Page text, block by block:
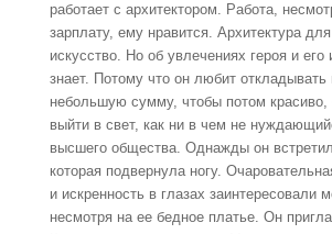
работает с архитектором. Работа,
зарплату, ему нравится. Архитектура
искусство. Но об увлечениях героя и его
знает. Потому что он любит откладывать
небольшую сумму, чтобы потом красиво,
выйти в свет, как ни в чем не
высшего общества. Однажды он
которая подвернула ногу.
и искренность в глазах заинтересовали
несмотря на ее бедное платье. Он